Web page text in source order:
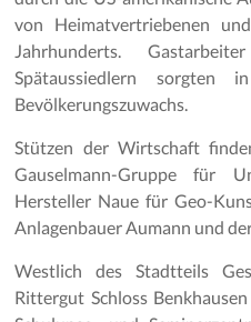
von Heimatvertriebenen
Jahrhunderts.
Spätaussiedlern
Bevölkerungszuwachs.
Stützen der Wirtschaft
Gauselmann-Gruppe für
Hersteller Naue für Geo-
Anlagenbauer Aumann und
Westlich des Stadtteils
Rittergut Schloss